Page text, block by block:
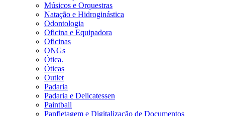
Músicos e Orquestras
Natação e Hidroginástica
Odontologia
Oficina e Equipadora
Oficinas
ONGs
Ótica.
Óticas
Outlet
Padaria
Padaria e Delicatessen
Paintball
Panfletagem e Digitalização de Documentos